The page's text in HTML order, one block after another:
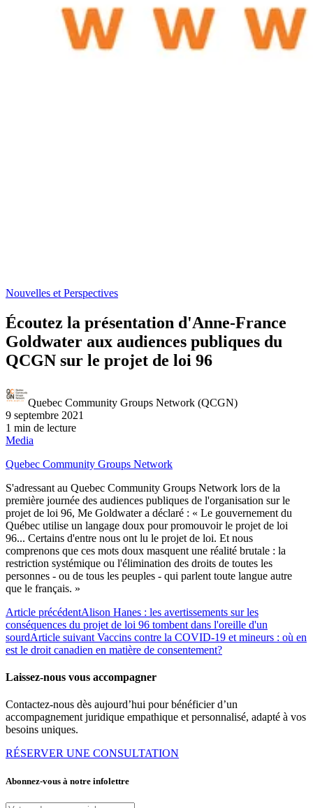
Nouvelles et Perspectives
Écoutez la présentation d'Anne-France
Goldwater aux audiences publiques du
QCGN sur le projet de loi 96
Quebec Community Groups Network (QCGN)
9 septembre 2021
1 min de lecture
Media
Quebec Community Groups Network
S'adressant au Quebec Community Groups Network lors de la
première journée des audiences publiques de l'organisation sur le
projet de loi 96, Me Goldwater a déclaré : « Le gouvernement du
Québec utilise un langage doux pour promouvoir le projet de loi
96... Certains d'entre nous ont lu le projet de loi. Et nous
comprenons que ces mots doux masquent une réalité brutale : la
restriction systémique ou l'élimination des droits de toutes les
personnes - ou de tous les peuples - qui parlent toute langue autre
que le français. »
Article précédentAlison Hanes : les avertissements sur les
conséquences du projet de loi 96 tombent dans l'oreille d'un
sourdArticle suivant Vaccins contre la COVID-19 et mineurs : où en
est le droit canadien en matière de consentement?
Laissez-nous vous accompagner
Contactez-nous dès aujourd’hui pour bénéficier d’un
accompagnement juridique empathique et personnalisé, adapté à vos
besoins uniques.
RÉSERVER UNE CONSULTATION
Abonnez-vous à notre infolettre